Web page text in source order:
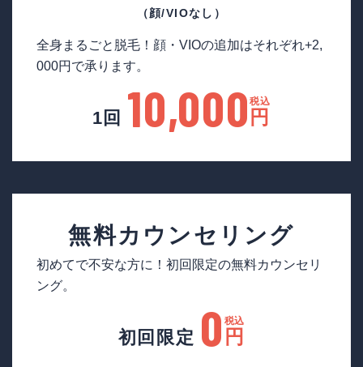
（顔/VIOなし）
全身まるごと脱毛！顔・VIOの追加はそれぞれ+2,
000円で承ります。
1回 10,000税込
円
無料カウンセリング
初めてで不安な方に！初回限定の無料カウンセリ
ング。
初回限定 0 税込
円